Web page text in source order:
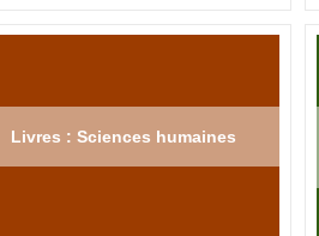
Livres : Sciences humaines